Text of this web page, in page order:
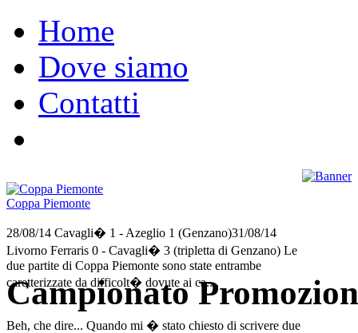
Home
Dove siamo
Contatti
Coppa Piemonte
28/08/14 Cavagli� 1 - Azeglio 1 (Genzano)31/08/14
Livorno Ferraris 0 - Cavagli� 3 (tripletta di Genzano) Le
due partite di Coppa Piemonte sono state entrambe
caretterizzate da difficolt� dovute ai ca....
Beh, che dire... Quando mi � stato chiesto di scrivere due
Campionato